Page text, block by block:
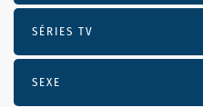
SÉRIES TV
SEXE